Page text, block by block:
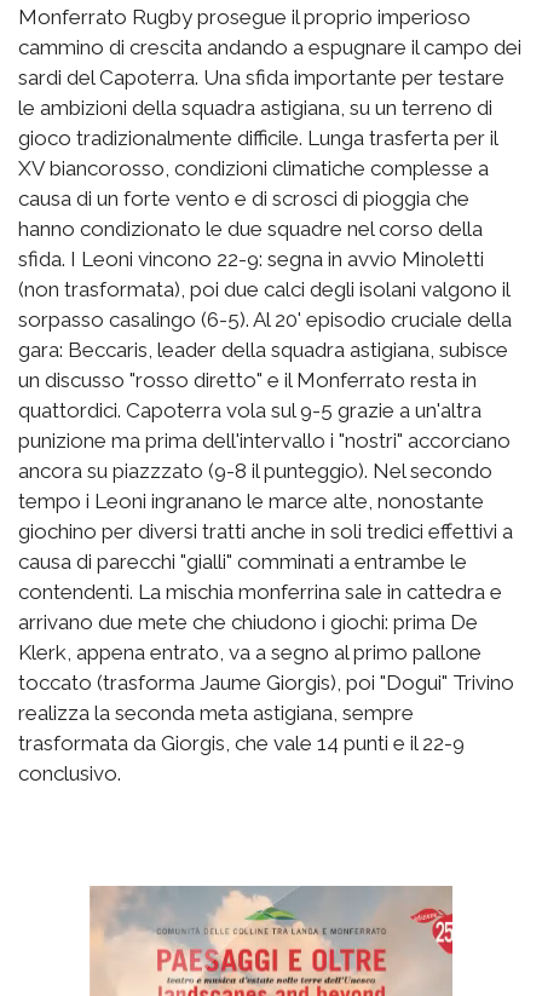
Monferrato Rugby prosegue il proprio imperioso
cammino di crescita andando a espugnare il campo dei
sardi del Capoterra. Una sfida importante per testare
le ambizioni della squadra astigiana, su un terreno di
gioco tradizionalmente difficile. Lunga trasferta per il
XV biancorosso, condizioni climatiche complesse a
causa di un forte vento e di scrosci di pioggia che
hanno condizionato le due squadre nel corso della
sfida. I Leoni vincono 22-9: segna in avvio Minoletti
(non trasformata), poi due calci degli isolani valgono il
sorpasso casalingo (6-5). Al 20' episodio cruciale della
gara: Beccaris, leader della squadra astigiana, subisce
un discusso "rosso diretto" e il Monferrato resta in
quattordici. Capoterra vola sul 9-5 grazie a un'altra
punizione ma prima dell'intervallo i "nostri" accorciano
ancora su piazzzato (9-8 il punteggio). Nel secondo
tempo i Leoni ingranano le marce alte, nonostante
giochino per diversi tratti anche in soli tredici effettivi a
causa di parecchi "gialli" comminati a entrambe le
contendenti. La mischia monferrina sale in cattedra e
arrivano due mete che chiudono i giochi: prima De
Klerk, appena entrato, va a segno al primo pallone
toccato (trasforma Jaume Giorgis), poi "Dogui" Trivino
realizza la seconda meta astigiana, sempre
trasformata da Giorgis, che vale 14 punti e il 22-9
conclusivo.